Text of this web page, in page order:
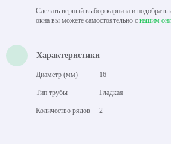
Сделать верный выбор карниза и подобрать
окна вы можете самостоятельно с нашим
Характеристики
Диаметр (мм) 16
Тип трубы Гладкая
Количество рядов 2